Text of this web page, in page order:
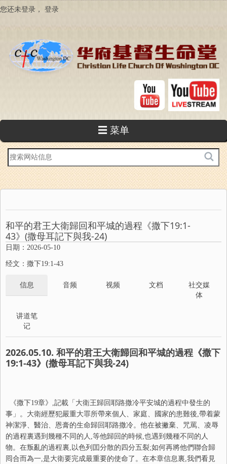
跳
您还未登录， 登录
☰ 菜单
站
内
搜
索
和平的君王大衛歸回和平城的過程《撒下19:1-
43》(撒母耳記下與我-24)
日期：2026-05-10
经文：撒下19:1-43
信息 音频 视频 文档
社交媒
体
讲道笔
记
2026.05.10. 和平的君王大衛歸回和平城的過程《撒下
19:1-43》(撒母耳記下與我-24)
《撒下19章》,記載「大衛王歸回耶路撒冷平安城的過程中發生的
事」。大衛經歷犯嚴重大罪所帶來個人、家庭、國家的患難後,帶着蒙
神潔淨、醫治、恩膏的生命歸回耶路撒冷。他在被撇棄、咒罵、凌辱
的過程裏遇到幾種不同的人,等他歸回的時候,也遇到幾種不同的人
物。在叛亂的過程裏,以色列囯分散的四分五裂;如何再將他們聯合歸
囘合而為一,是大衛要完成最重要的使命了。在本章信息裏,我們看見